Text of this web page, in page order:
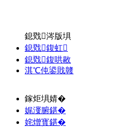
鎴戣涔版埧
鎴戣鍑虹
鎴戣鍑哄敭
淇℃伅鍙戝竷
鎵炬埧婧�
娓濅腑鍖�
姹熷寳鍖�